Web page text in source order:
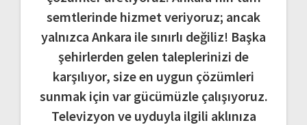
semtlerinde hizmet veriyoruz; ancak
yalnızca Ankara ile sınırlı değiliz! Başka
şehirlerden gelen taleplerinizi de
karşılıyor, size en uygun çözümleri
sunmak için var gücümüzle çalışıyoruz.
Televizyon ve uyduyla ilgili aklınıza